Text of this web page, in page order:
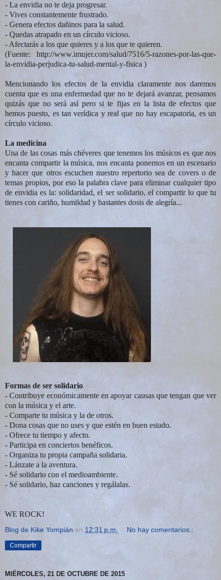
- La envidia no te deja progresar.
- Vives constantemente frustrado.
- Genera efectos dañinos para la salud.
- Quedas atrapado en un círculo vicioso.
- Afectarás a los que quieres y a los que te quieren.
(Fuente: http://www.imujer.com/salud/7516/5-razones-por-las-que-
la-envidia-perjudica-tu-salud-mental-y-fisica )
Mencionando los efectos de la envidia claramente nos daremos
cuenta que es una enfermedad que no te dejará avanzar, pensamos
quizás que no será así pero si te fijas en la lista de efectos que
hemos puesto, es tan verídica y real que no hay escapatoria, es un
círculo vicioso.
La medicina
Una de las cosas más chéveres que tenemos los músicos es que nos
encanta compartir la música, nos encanta ponernos en un escenario
y hacer que otros escuchen nuestro repertorio sea de covers o de
temas propios, por eso la palabra clave para eliminar cualquier tipo
de envidia es la: solidaridad, el ser solidario, el compartir lo que tu
tienes con cariño, humildad y bastantes dosis de alegría...
Formas de ser solidario
- Contribuye económicamente en apoyar causas que tengan que ver
con la música y el arte.
- Comparte tu música y la de otros.
- Dona cosas que no uses y que estén en buen estado.
- Ofrece tu tiempo y afecto.
- Participa en conciertos benéficos.
- Organiza tu propia campaña solidaria.
- Lánzate a la aventura.
- Sé solidario con el medioambiente.
- Sé solidario, haz canciones y regálalas.
WE ROCK!
Blog de Kike Yompián en 12:31 p.m. No hay comentarios.:
Compartir
MIÉRCOLES, 21 DE OCTUBRE DE 2015